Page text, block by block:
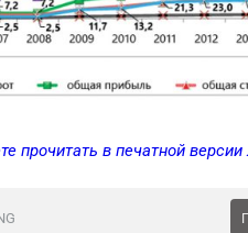
прочитать в печатной